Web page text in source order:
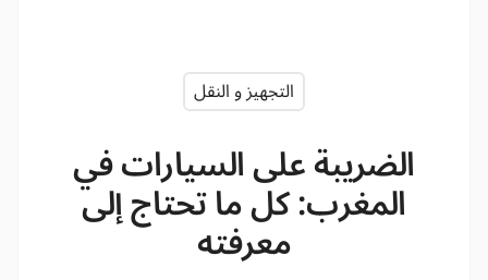
التجهيز و النقل
الضريبة على السيارات في
المغرب: كل ما تحتاج إلى
معرفته